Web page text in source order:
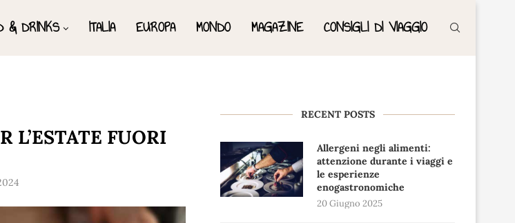
& DRINKS ITALIA EUROPA MONDO MAGAZINE CONSIGLI DI VIAGGIO
L’ESTATE FUORI
RECENT POSTS
Allergeni negli alimenti:
attenzione durante i viaggi e
le esperienze
enogastronomiche
20 Giugno 2025